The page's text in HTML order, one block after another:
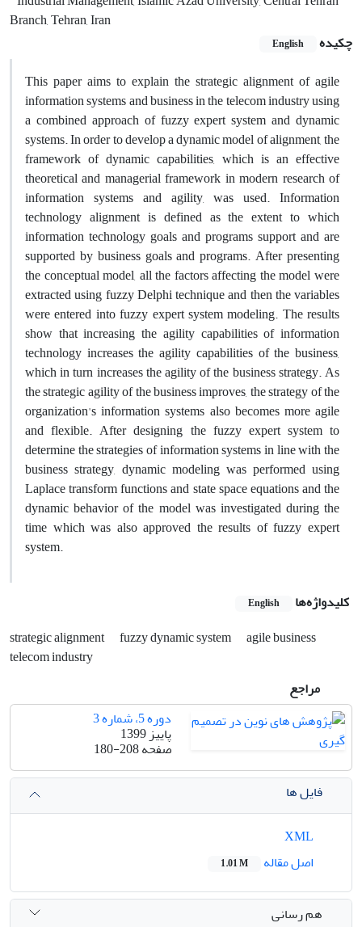
Branch, Tehran, Iran
چکیده
English
This paper aims to explain the strategic alignment of agile
information systems and business in the telecom industry using
a combined approach of fuzzy expert system and dynamic
systems. In order to develop a dynamic model of alignment, the
framework of dynamic capabilities, which is an effective
theoretical and managerial framework in modern research of
information systems and agility, was used. Information
technology alignment is defined as the extent to which
information technology goals and programs support and are
supported by business goals and programs. After presenting
the conceptual model, all the factors affecting the model were
extracted using fuzzy Delphi technique and then the variables
were entered into fuzzy expert system modeling. The results
show that increasing the agility capabilities of information
technology increases the agility capabilities of the business,
which in turn increases the agility of the business strategy. As
the strategic agility of the business improves, the strategy of the
organization's information systems also becomes more agile
and flexible. After designing the fuzzy expert system to
determine the strategies of information systems in line with the
business strategy, dynamic modeling was performed using
Laplace transform functions and state space equations and the
dynamic behavior of the model was investigated during the
time which was also approved the results of fuzzy expert
system.
کلیدواژه‌ها English
strategic alignment fuzzy dynamic system
agile business
telecom industry
مراجع
دوره 5، شماره 3
پاییز 1399
صفحه180-208
فایل ها
اصل مقاله
1.01 M
هم رسانی